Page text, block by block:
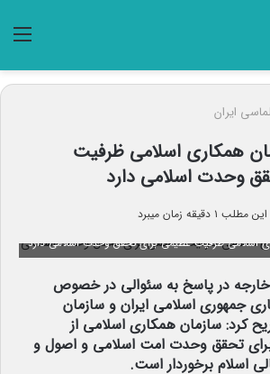
ایران
همکاری اسلامی ظرفیت‌
وحدت اسلامی دارد
۱ دقیقه زمان میبرد
اسلامی ظرفیت‌ عظیمی برای تحقق وحدت اسلامی دارد
در پاسخ به سئوالی در خصوص
جمهوری اسلامی ایران و سازمان
کرد: سازمان همکاری اسلامی از
تحقق وحدت امت اسلامی و اصول و
اسلام برخوردار است.